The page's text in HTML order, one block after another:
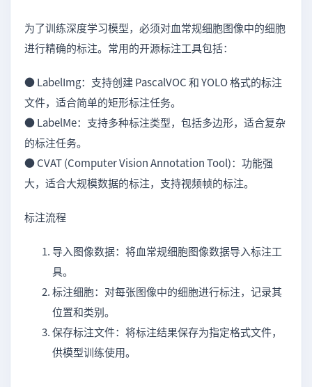
为了训练深度学习模型，必须对血常规细胞图像中的细胞
进行精确的标注。常用的开源标注工具包括：
● LabelImg：支持创建 PascalVOC 和 YOLO 格式的标注
文件，适合简单的矩形标注任务。
● LabelMe：支持多种标注类型，包括多边形，适合复杂
的标注任务。
● CVAT (Computer Vision Annotation Tool)：功能强
大，适合大规模数据的标注，支持视频帧的标注。
标注流程
导入图像数据：将血常规细胞图像数据导入标注工
具。
标注细胞：对每张图像中的细胞进行标注，记录其
位置和类别。
保存标注文件：将标注结果保存为指定格式文件，
供模型训练使用。